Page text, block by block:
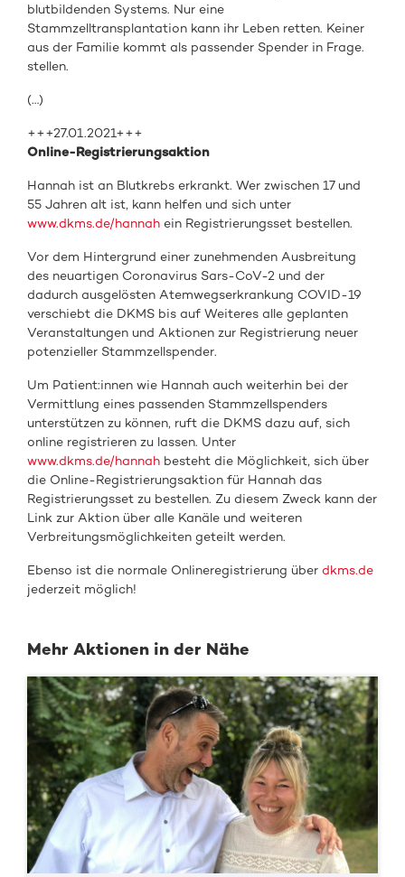
blutbildenden Systems. Nur eine
Stammzelltransplantation kann ihr Leben retten. Keiner
aus der Familie kommt als passender Spender in Frage.
stellen.
(…)
+++27.01.2021+++
Online-Registrierungsaktion
Hannah ist an Blutkrebs erkrankt. Wer zwischen 17 und
55 Jahren alt ist, kann helfen und sich unter
www.dkms.de/hannah ein Registrierungsset bestellen.
Vor dem Hintergrund einer zunehmenden Ausbreitung
des neuartigen Coronavirus Sars-CoV-2 und der
dadurch ausgelösten Atemwegserkrankung COVID-19
verschiebt die DKMS bis auf Weiteres alle geplanten
Veranstaltungen und Aktionen zur Registrierung neuer
potenzieller Stammzellspender.
Um Patient:innen wie Hannah auch weiterhin bei der
Vermittlung eines passenden Stammzellspenders
unterstützen zu können, ruft die DKMS dazu auf, sich
online registrieren zu lassen. Unter
www.dkms.de/hannah besteht die Möglichkeit, sich über
die Online-Registrierungsaktion für Hannah das
Registrierungsset zu bestellen. Zu diesem Zweck kann der
Link zur Aktion über alle Kanäle und weiteren
Verbreitungsmöglichkeiten geteilt werden.
Ebenso ist die normale Onlineregistrierung überdkms.de
jederzeit möglich!
Mehr Aktionen in der Nähe